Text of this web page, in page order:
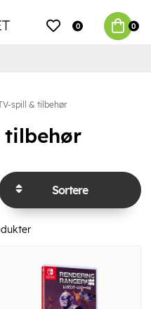
0 0
spill & tilbehør
tilbehør
Sortere